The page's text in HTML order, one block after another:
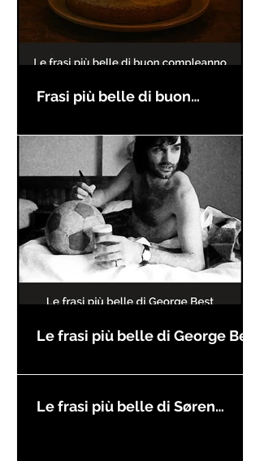
Frasi più belle di buon
Le frasi più belle di George Best
Le frasi più belle di Søren